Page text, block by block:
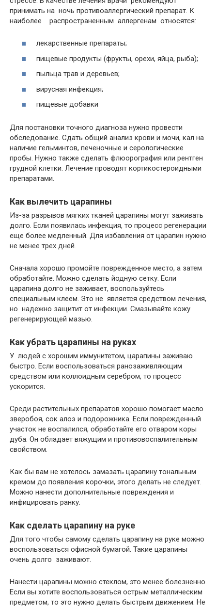
принимать на ночь противоаллергический препарат. К
наиболее распространенным аллергенам относятся:
лекарственные препараты;
пищевые продукты (фрукты, орехи, яйца, рыба);
пыльца трав и деревьев;
вирусная инфекция;
пищевые добавки
Для постановки точного диагноза нужно провести
обследование. Сдать общий анализ крови и мочи, кал на
наличие гельминтов, печеночные и серологические
пробы. Нужно также сделать флюорография или рентген
грудной клетки. Лечение проводят кортикостероидными
препаратами.
Как вылечить царапины
Из-за разрывов мягких тканей царапины могут заживать
долго. Если появилась инфекция, то процесс регенерации
еще более медленный. Для избавления от царапин нужно
не менее трех дней.
Сначала хорошо промойте поврежденное место, а затем
обработайте. Можно сделать йодную сетку. Если
царапина долго не заживает, воспользуйтесь
специальным клеем. Это не является средством лечения,
но надежно защитит от инфекции. Смазывайте кожу
регенерирующей мазью.
Как убрать царапины на руках
У людей с хорошим иммунитетом, царапины заживаю
быстро. Если воспользоваться ранозаживляющим
средством или коллоидным серебром, то процесс
ускорится.
Среди растительных препаратов хорошо помогает масло
зверобоя, сок алоэ и подорожника. Если поврежденный
участок не воспалился, обработайте его отваром коры
дуба. Он обладает вяжущим и противовоспалительным
свойством.
Как бы вам не хотелось замазать царапину тональным
кремом до появления корочки, этого делать не следует.
Можно нанести дополнительные повреждения и
инфицировать ранку.
Как сделать царапину на руке
Для того чтобы самому сделать царапину на руке можно
воспользоваться офисной бумагой. Такие царапины
очень долго заживают.
Нанести царапины можно стеклом, это менее болезненно.
Если вы хотите воспользоваться острым металлическим
предметом, то это нужно делать быстрым движением. Не